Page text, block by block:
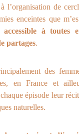
l’organisation de
enceintes que
accessible à toutes
partages.
des
en France et
épisode leur
naturelles.